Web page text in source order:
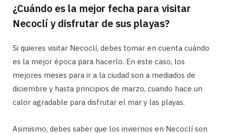
¿Cuándo es la mejor fecha para visitar
Necoclí y disfrutar de sus playas?
Si quieres visitar Necoclí, debes tomar en cuenta cuándo
es la mejor época para hacerlo. En este caso, los
mejores meses para ir a la ciudad son a mediados de
diciembre y hasta principios de marzo, cuando hace un
calor agradable para disfrutar el mar y las playas.
Asimismo, debes saber que los inviernos en Necoclí son